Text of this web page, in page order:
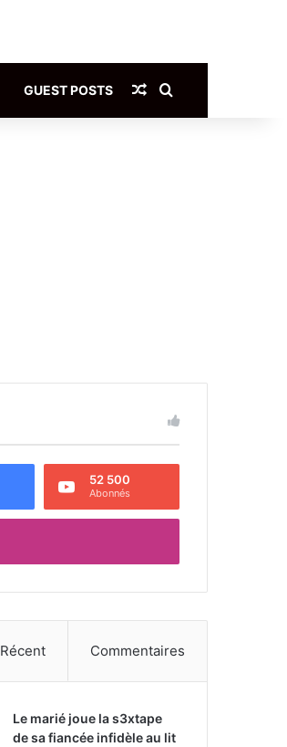
GUEST POSTS Article Aléatoire
52 500
Abonnés
Récent Commentaires
Le marié joue la s3xtape
de sa fiancée infidèle au lit